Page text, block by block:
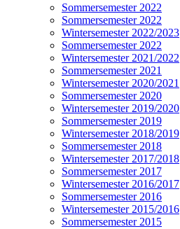
Sommersemester 2022
Sommersemester 2022
Wintersemester 2022/2023
Sommersemester 2022
Wintersemester 2021/2022
Sommersemester 2021
Wintersemester 2020/2021
Sommersemester 2020
Wintersemester 2019/2020
Sommersemester 2019
Wintersemester 2018/2019
Sommersemester 2018
Wintersemester 2017/2018
Sommersemester 2017
Wintersemester 2016/2017
Sommersemester 2016
Wintersemester 2015/2016
Sommersemester 2015